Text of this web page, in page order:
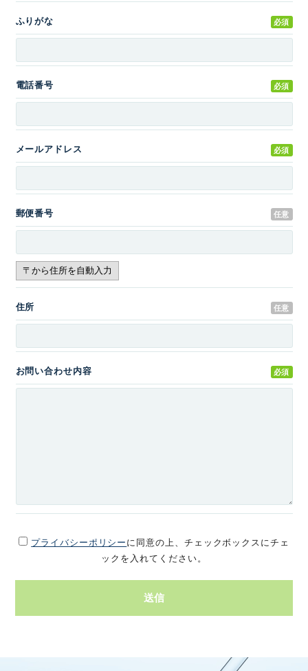
ふりがな 必須
電話番号 必須
メールアドレス 必須
郵便番号 任意
住所 任意
お問い合わせ内容 必須
プライバシーポリシー に同意の上、チェックボックスにチェ
ックを入れてください。
送信